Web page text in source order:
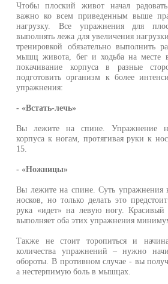
Чтобы плоский живот начал
важно ко всем приведенным выше
нагрузку. Все упражнения для
выполнять лежа для увеличения
тренировкой обязательно выполнить
мышц живота, бег и ходьба на месте
покачивание корпуса в разные
подготовить организм к более
упражнения:
- «Встать-лечь»
Вы лежите на спине. Упражнение
корпуса к ногам, протягивая руки к
15.
- «Ножницы»
Вы лежите на спине. Суть упражнения
носков, но только делать это
рука «идет» на левую ногу.
выполняет оба этих упражнения
Также не стоит торопиться и
количества упражнений – нужно
обороты. В противном случае - вы
а нестерпимую боль в мышцах.